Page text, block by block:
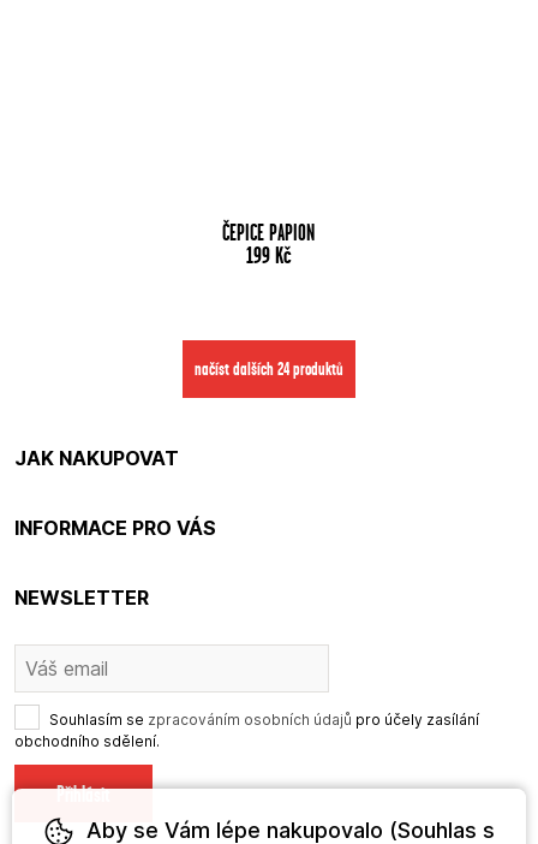
ČEPICE PAPION
199Kč
načíst dalších 24 produktů
JAK NAKUPOVAT
INFORMACE PRO VÁS
NEWSLETTER
Souhlasím se zpracováním osobních údajů pro účely zasílání
obchodního sdělení.
Aby se Vám lépe nakupovalo (Souhlas s